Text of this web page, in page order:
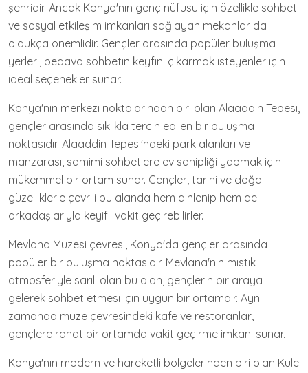
şehridir. Ancak Konya'nın genç nüfusu için özellikle sohbet
ve sosyal etkileşim imkanları sağlayan mekanlar da
oldukça önemlidir. Gençler arasında popüler buluşma
yerleri, bedava sohbetin keyfini çıkarmak isteyenler için
ideal seçenekler sunar.
Konya'nın merkezi noktalarından biri olan Alaaddin Tepesi,
gençler arasında sıklıkla tercih edilen bir buluşma
noktasıdır. Alaaddin Tepesi'ndeki park alanları ve
manzarası, samimi sohbetlere ev sahipliği yapmak için
mükemmel bir ortam sunar. Gençler, tarihi ve doğal
güzelliklerle çevrili bu alanda hem dinlenip hem de
arkadaşlarıyla keyifli vakit geçirebilirler.
Mevlana Müzesi çevresi, Konya'da gençler arasında
popüler bir buluşma noktasıdır. Mevlana'nın mistik
atmosferiyle sarılı olan bu alan, gençlerin bir araya
gelerek sohbet etmesi için uygun bir ortamdır. Aynı
zamanda müze çevresindeki kafe ve restoranlar,
gençlere rahat bir ortamda vakit geçirme imkanı sunar.
Konya'nın modern ve hareketli bölgelerinden biri olan Kule